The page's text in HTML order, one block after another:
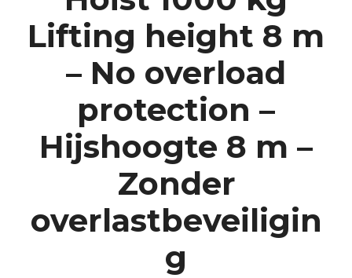
Lifting height 8 m
– No overload
protection –
Hijshoogte 8 m –
Zonder
overlastbeveiligin
g